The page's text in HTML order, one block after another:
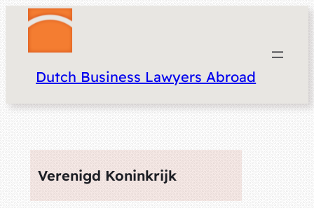
Dutch Business Lawyers Abroad
Verenigd Koninkrijk